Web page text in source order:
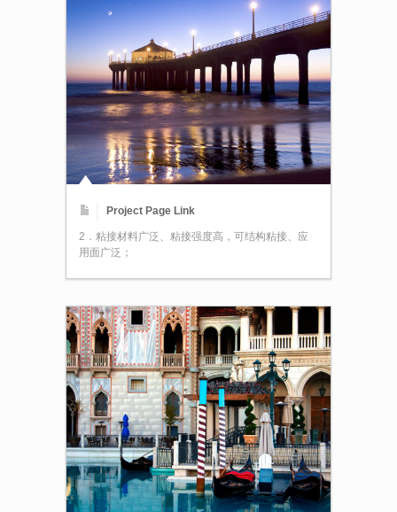
Project Page Link
2．粘接材料广泛、粘接强度高，可结构粘接、应
用面广泛；